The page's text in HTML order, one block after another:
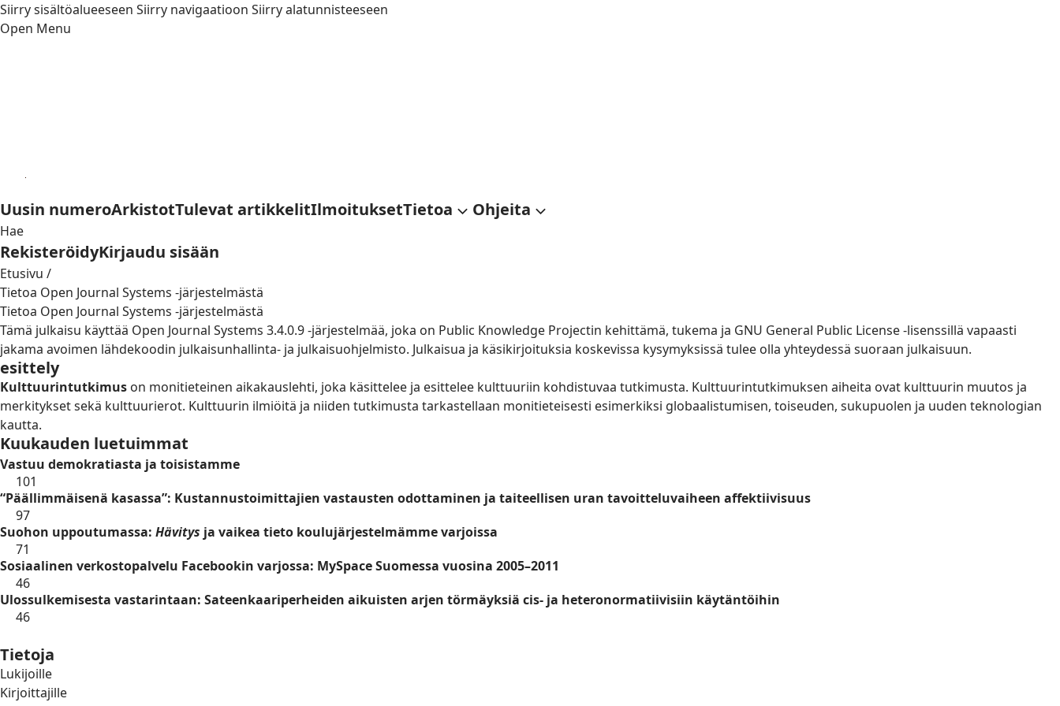
Siirry sisältöalueeseen Siirry navigaatioon Siirry alatunnisteeseen
Open Menu
Uusin numeroArkistotTulevat artikkelitIlmoituksetTietoa Ohjeita
Hae
RekisteröidyKirjaudu sisään
Etusivu /
Tietoa Open Journal Systems -järjestelmästä
Tietoa Open Journal Systems -järjestelmästä
Tämä julkaisu käyttää Open Journal Systems 3.4.0.9 -järjestelmää, joka on Public Knowledge Projectin kehittämä, tukema ja GNU General Public License -lisenssillä vapaasti
jakama avoimen lähdekoodin julkaisunhallinta- ja julkaisuohjelmisto. Julkaisua ja käsikirjoituksia koskevissa kysymyksissä tulee olla yhteydessä suoraan julkaisuun.
esittely
Kulttuurintutkimus on monitieteinen aikakauslehti, joka käsittelee ja esittelee kulttuuriin kohdistuvaa tutkimusta. Kulttuurintutkimuksen aiheita ovat kulttuurin muutos ja
merkitykset sekä kulttuurierot. Kulttuurin ilmiöitä ja niiden tutkimusta tarkastellaan monitieteisesti esimerkiksi globaalistumisen, toiseuden, sukupuolen ja uuden teknologian
kautta.
Kuukauden luetuimmat
Vastuu demokratiasta ja toisistamme
101
“Päällimmäisenä kasassa”: Kustannustoimittajien vastausten odottaminen ja taiteellisen uran tavoitteluvaiheen affektiivisuus
97
Suohon uppoutumassa: Hävitys ja vaikea tieto koulujärjestelmämme varjoissa
71
Sosiaalinen verkostopalvelu Facebookin varjossa: MySpace Suomessa vuosina 2005–2011
46
Ulossulkemisesta vastarintaan: Sateenkaariperheiden aikuisten arjen törmäyksiä cis- ja heteronormatiivisiin käytäntöihin
46
Tietoja
Lukijoille
Kirjoittajille